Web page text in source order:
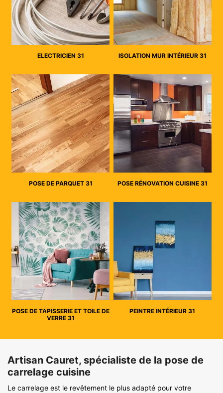
ELECTRICIEN 31 ISOLATION MUR INTÉRIEUR 31
POSE DE PARQUET 31 POSE RÉNOVATION CUISINE 31
POSE DE TAPISSERIE ET TOILE DE
VERRE 31
PEINTRE INTÉRIEUR 31
Artisan Cauret, spécialiste de la pose de
carrelage cuisine
Le carrelage est le revêtement le plus adapté pour votre